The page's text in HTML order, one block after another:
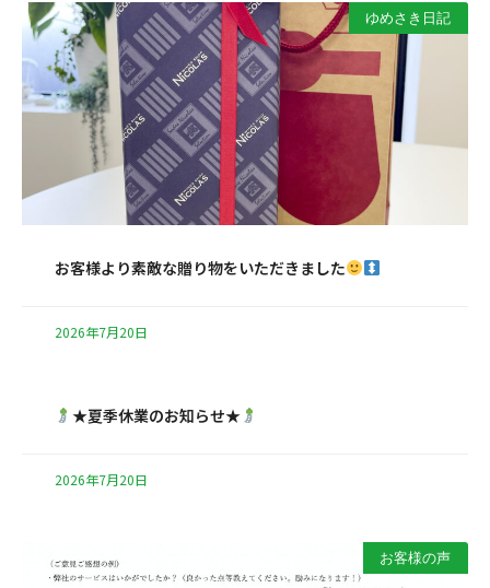
ゆめさき日記
お客様より素敵な贈り物をいただきました
2026年7月20日
★夏季休業のお知らせ★
2026年7月20日
お客様の声